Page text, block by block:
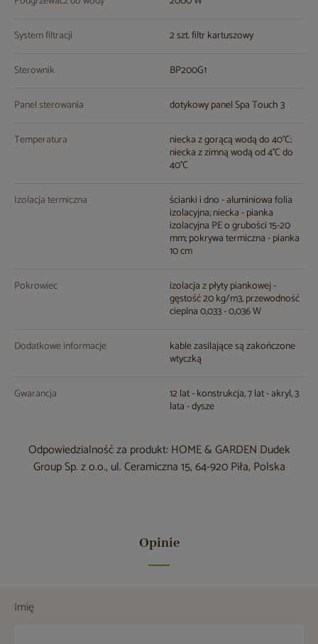
System filtracji 2 szt. filtr kartuszowy
Sterownik BP200G1
Panel sterowania dotykowy panel Spa Touch 3
Temperatura niecka z gorącą wodą do 40°C;
niecka z zimną wodą od 4°C do
40°C
Izolacja termiczna ścianki i dno - aluminiowa folia
izolacyjna; niecka - pianka
izolacyjna PE o grubości 15-20
mm; pokrywa termiczna - pianka
10 cm
Pokrowiec izolacja z płyty piankowej -
gęstość 20 kg/m3, przewodność
cieplna 0,033 - 0,036 W
Dodatkowe informacje kable zasilające są zakończone
wtyczką
Gwarancja 12 lat - konstrukcja, 7 lat - akryl, 3
lata - dysze
Odpowiedzialność za produkt: HOME & GARDEN Dudek
Group Sp. z o.o., ul. Ceramiczna 15, 64-920 Piła, Polska
Opinie
Imię